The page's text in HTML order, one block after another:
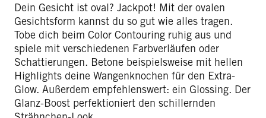
Dein Gesicht ist oval? Jackpot! Mit der ovalen
Gesichtsform kannst du so gut wie alles tragen.
Tobe dich beim Color Contouring ruhig aus und
spiele mit verschiedenen Farbverläufen oder
Schattierungen. Betone beispielsweise mit hellen
Highlights deine Wangenknochen für den Extra-
Glow. Außerdem empfehlenswert: ein Glossing. Der
Glanz-Boost perfektioniert den schillernden